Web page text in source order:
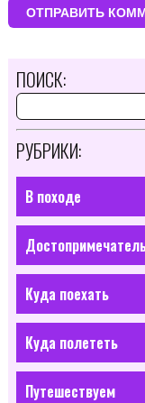
ПОИСК:
РУБРИКИ:
В походе
Куда поехать
Куда полететь
Путешествуем